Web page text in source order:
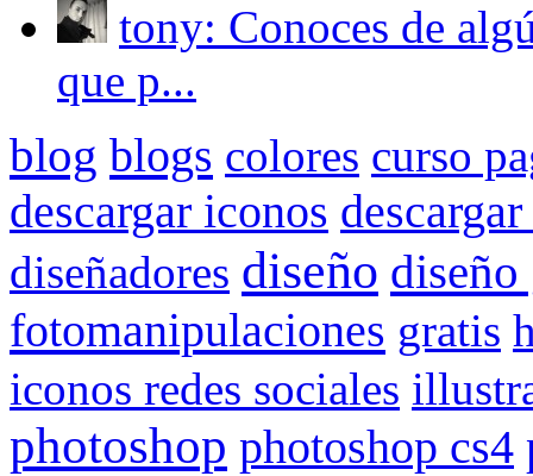
tony: Conoces de
que p...
blog blogs colores curso
descargar iconos
diseñadores diseño
fotomanipulaciones gratis
iconos redes sociales
photoshop photoshop cs4